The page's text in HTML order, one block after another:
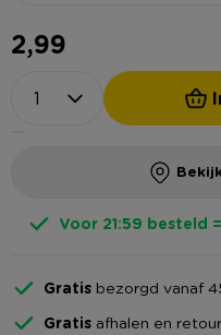
2,99
Voor 21:59 besteld
Gratis bezorgd vanaf
Gratis afhalen en